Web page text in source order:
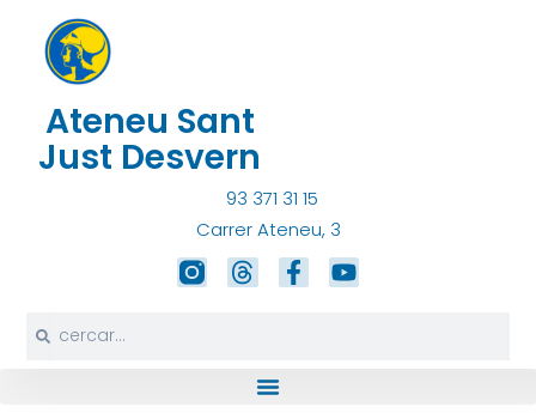
contingut
Ateneu Sant
Just Desvern
93 371 31 15
Carrer Ateneu, 3
T
h
F
a
Y
o